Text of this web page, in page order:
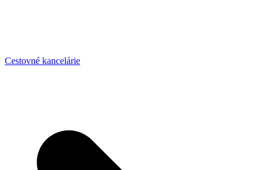
Cestovné kancelárie